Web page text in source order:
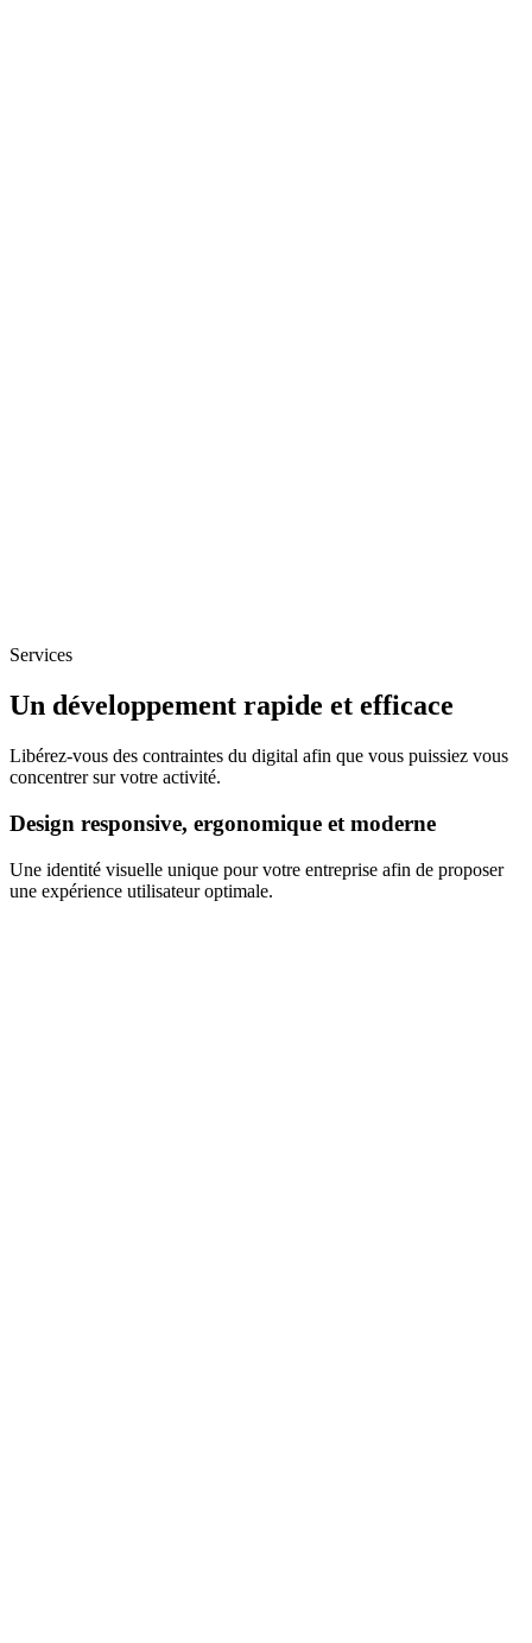
Services
Un développement rapide et efficace
Libérez-vous des contraintes du digital afin que vous puissiez vous
concentrer sur votre activité.
Design responsive, ergonomique et moderne
Une identité visuelle unique pour votre entreprise afin de proposer
une expérience utilisateur optimale.